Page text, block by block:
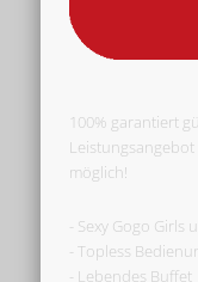
100% garantiert
möglich!
- Sexy Gogo Girls
- Topless
- Lebendes Buffet